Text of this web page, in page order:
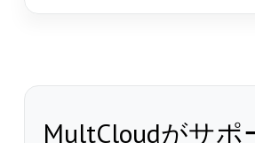
MultCloudがサポ